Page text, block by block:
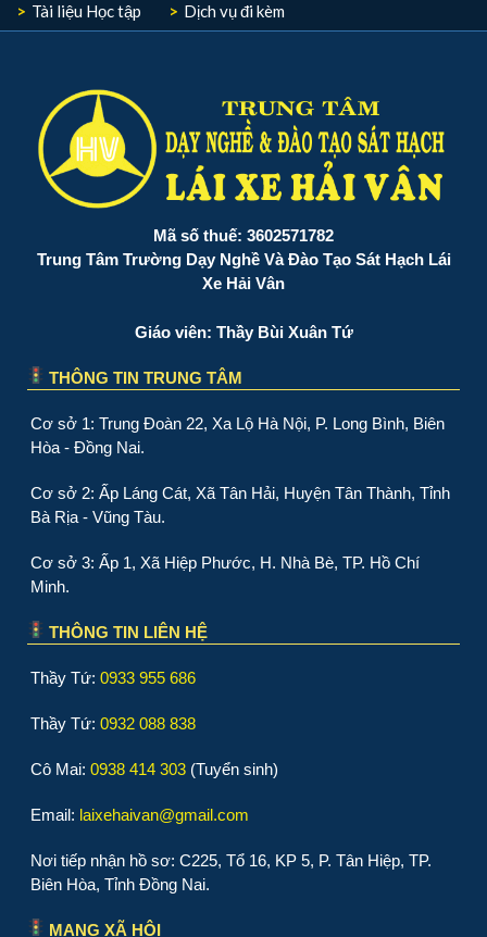
Tài liệu Học tập
Dịch vụ đi kèm
Mã số thuế: 3602571782
Trung Tâm Trường Dạy Nghề Và Đào Tạo Sát Hạch Lái
Xe Hải Vân
Giáo viên: Thầy Bùi Xuân Tứ
THÔNG TIN TRUNG TÂM
Cơ sở 1: Trung Đoàn 22, Xa Lộ Hà Nội, P. Long Bình, Biên
Hòa - Đồng Nai.
Cơ sở 2: Ấp Láng Cát, Xã Tân Hải, Huyện Tân Thành, Tỉnh
Bà Rịa - Vũng Tàu.
Cơ sở 3: Ấp 1, Xã Hiệp Phước, H. Nhà Bè, TP. Hồ Chí
Minh.
THÔNG TIN LIÊN HỆ
Thầy Tứ: 0933 955 686
Thầy Tứ: 0932 088 838
Cô Mai: 0938 414 303 (Tuyển sinh)
Email: laixehaivan@gmail.com
Nơi tiếp nhận hồ sơ: C225, Tổ 16, KP 5, P. Tân Hiệp, TP.
Biên Hòa, Tỉnh Đồng Nai.
MẠNG XÃ HỘI